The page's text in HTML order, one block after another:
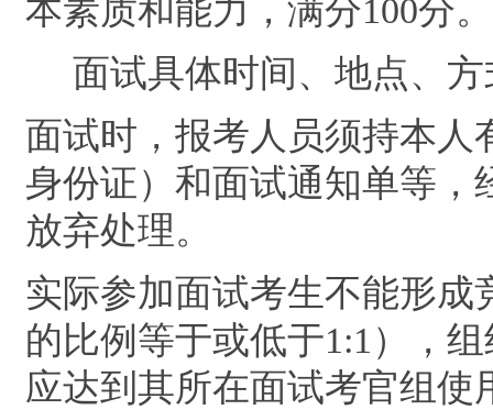
本素质和能力，满分100分。
面试具体时间、地点、
面试时，报考人员须持本人
身份证） 和面试通知单等，
放弃处理。
实际参加面试考生不能形
的比例等于或低于1:1 ），
应达到其所在面试考官组